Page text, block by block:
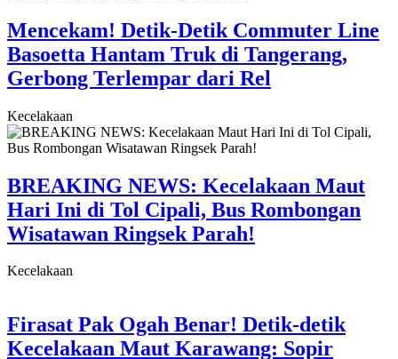
Mencekam! Detik-Detik Commuter Line
Basoetta Hantam Truk di Tangerang,
Gerbong Terlempar dari Rel
Kecelakaan
BREAKING NEWS: Kecelakaan Maut
Hari Ini di Tol Cipali, Bus Rombongan
Wisatawan Ringsek Parah!
Kecelakaan
Firasat Pak Ogah Benar! Detik-detik
Kecelakaan Maut Karawang: Sopir